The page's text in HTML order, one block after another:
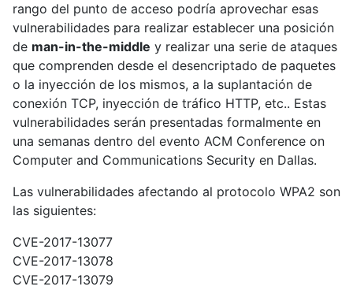
rango del punto de acceso podría aprovechar esas
vulnerabilidades para realizar establecer una posición
de man-in-the-middle y realizar una serie de ataques
que comprenden desde el desencriptado de paquetes
o la inyección de los mismos, a la suplantación de
conexión TCP, inyección de tráfico HTTP, etc.. Estas
vulnerabilidades serán presentadas formalmente en
una semanas dentro del evento ACM Conference on
Computer and Communications Security en Dallas.
Las vulnerabilidades afectando al protocolo WPA2 son
las siguientes:
CVE-2017-13077
CVE-2017-13078
CVE-2017-13079